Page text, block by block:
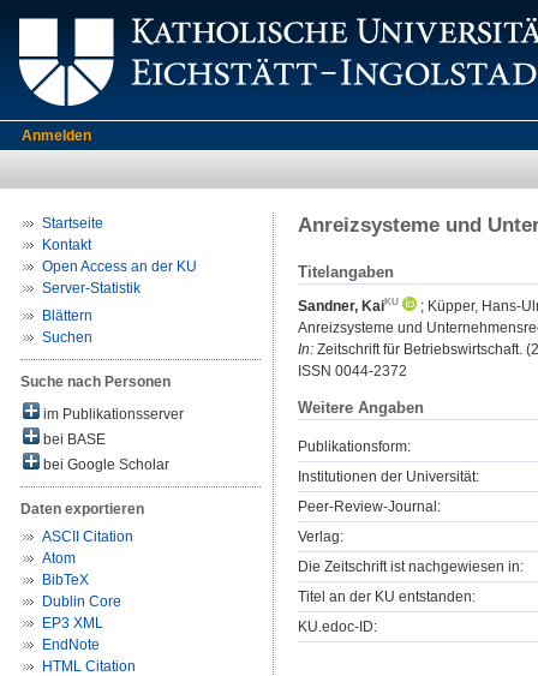
Anmelden
Startseite
Kontakt
Open Access an der KU
Server-Statistik
Blättern
Suchen
Suche nach Personen
im Publikationsserver
bei BASE
bei Google Scholar
Daten exportieren
ASCII Citation
Atom
BibTeX
Dublin Core
EP3 XML
EndNote
HTML Citation
Anreizsysteme und
Titelangaben
Sandner, Kai ; Küpper, Hans-
Anreizsysteme und
In: Zeitschrift für Betriebswirtschaft.
ISSN 0044-2372
Weitere Angaben
Publikationsform:
Institutionen der Universität:
Peer-Review-Journal:
Verlag:
Die Zeitschrift ist nachgewiesen in:
Titel an der KU entstanden:
KU.edoc-ID: